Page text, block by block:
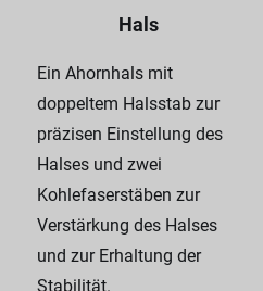
Hals
Ein Ahornhals mit
doppeltem Halsstab zur
präzisen Einstellung des
Halses und zwei
Kohlefaserstäben zur
Verstärkung des Halses
und zur Erhaltung der
Stabilität.